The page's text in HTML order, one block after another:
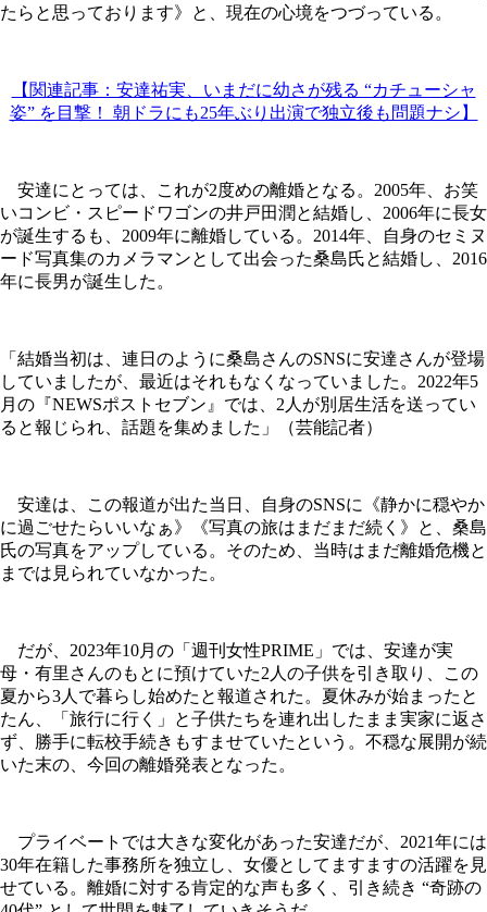
たらと思っております》と、現在の心境をつづっている。
【関連記事：安達祐実、いまだに幼さが残る “カチューシャ
姿” を目撃！ 朝ドラにも25年ぶり出演で独立後も問題ナシ】
安達にとっては、これが2度めの離婚となる。2005年、お笑
いコンビ・スピードワゴンの井戸田潤と結婚し、2006年に長女
が誕生するも、2009年に離婚している。2014年、自身のセミヌ
ード写真集のカメラマンとして出会った桑島氏と結婚し、2016
年に長男が誕生した。
「結婚当初は、連日のように桑島さんのSNSに安達さんが登場
していましたが、最近はそれもなくなっていました。2022年5
月の『NEWSポストセブン』では、2人が別居生活を送ってい
ると報じられ、話題を集めました」（芸能記者）
安達は、この報道が出た当日、自身のSNSに《静かに穏やか
に過ごせたらいいなぁ》《写真の旅はまだまだ続く》と、桑島
氏の写真をアップしている。そのため、当時はまだ離婚危機と
までは見られていなかった。
だが、2023年10月の「週刊女性PRIME」では、安達が実
母・有里さんのもとに預けていた2人の子供を引き取り、この
夏から3人で暮らし始めたと報道された。夏休みが始まったと
たん、「旅行に行く」と子供たちを連れ出したまま実家に返さ
ず、勝手に転校手続きもすませていたという。不穏な展開が続
いた末の、今回の離婚発表となった。
プライベートでは大きな変化があった安達だが、2021年には
30年在籍した事務所を独立し、女優としてますますの活躍を見
せている。離婚に対する肯定的な声も多く、引き続き “奇跡の